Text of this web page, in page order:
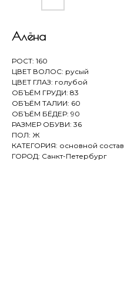
Алёна
РОСТ: 160
ЦВЕТ ВОЛОС: русый
ЦВЕТ ГЛАЗ: голубой
ОБЪЁМ ГРУДИ: 83
ОБЪЁМ ТАЛИИ: 60
ОБЪЁМ БЁДЕР: 90
РАЗМЕР ОБУВИ: 36
ПОЛ: Ж
КАТЕГОРИЯ: основной состав
ГОРОД: Санкт-Петербург